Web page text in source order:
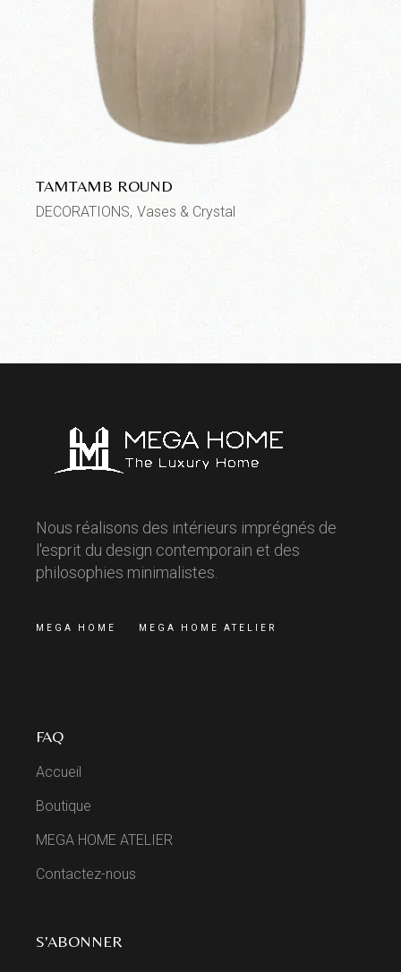
TAMTAMB ROUND
DECORATIONS Vases & Crystal
Nous réalisons des intérieurs imprégnés de
l'esprit du design contemporain et des
philosophies minimalistes.
MEGA HOME MEGA HOME ATELIER
FAQ
Accueil
Boutique
MEGA HOME ATELIER
Contactez-nous
S'ABONNER